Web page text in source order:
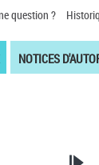
question ?
NOTICES